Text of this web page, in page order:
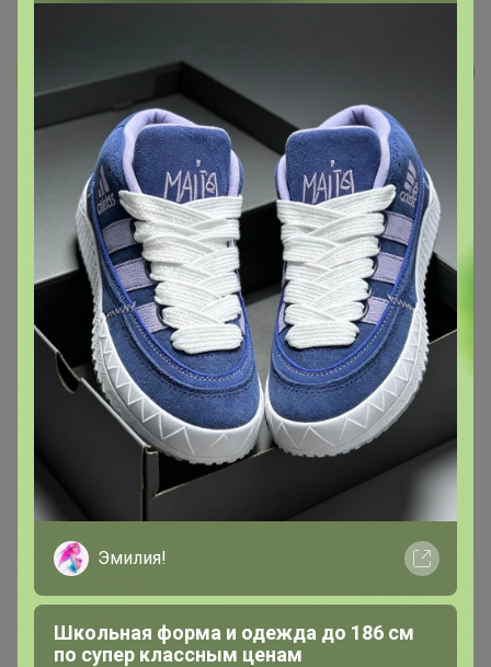
Бонифаций
Эмилия!
Школьная форма и одежда до 186 см
по супер классным ценам